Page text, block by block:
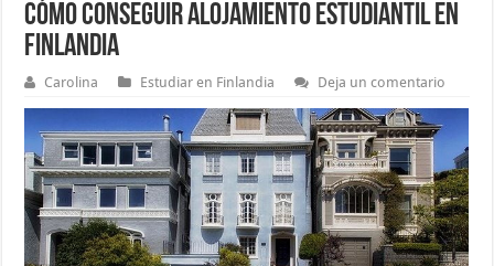
Cómo conseguir alojamiento estudiantil en
Finlandia
Carolina Estudiar en Finlandia Deja un comentario